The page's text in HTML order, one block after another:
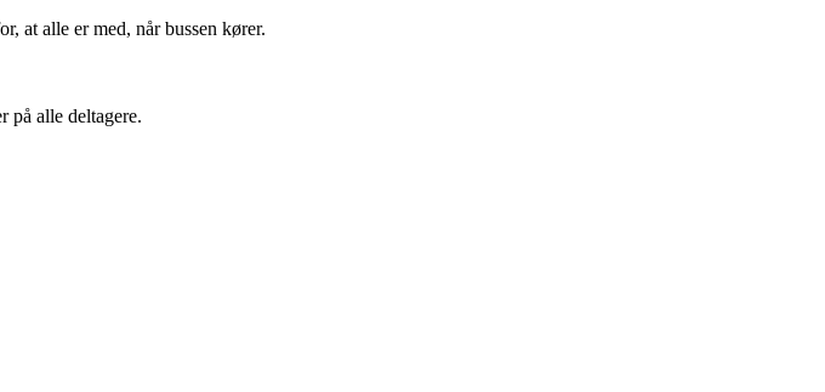
at alle er med, når bussen kører.
på alle deltagere.